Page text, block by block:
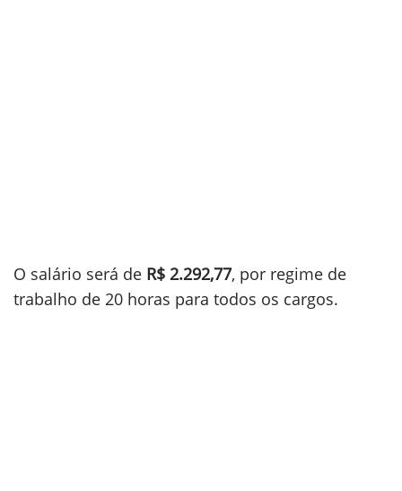
O salário será de R$ 2.292,77, por regime de
trabalho de 20 horas para todos os cargos.